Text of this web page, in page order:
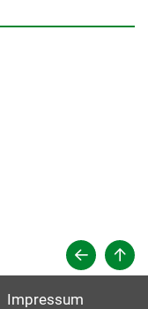
Impressum